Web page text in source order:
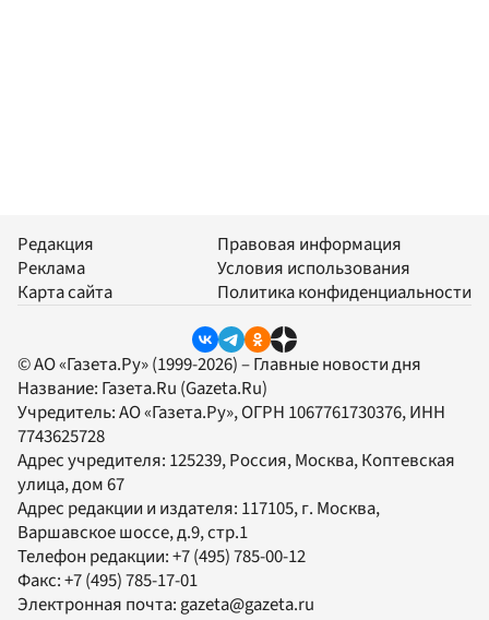
Редакция
Реклама
Карта сайта
Правовая информация
Условия использования
Политика конфиденциальности
© АО «Газета.Ру» (1999-2026) – Главные новости дня
Название: Газета.Ru (Gazeta.Ru)
Учредитель:АО «Газета.Ру», ОГРН 1067761730376, ИНН
7743625728
Адрес учредителя: 125239, Россия, Москва, Коптевская
улица, дом 67
Адрес редакции и издателя: 117105, г. Москва,
Варшавское шоссе, д.9, стр.1
Телефон редакции:+7 (495) 785-00-12
Факс:+7 (495) 785-17-01
Электронная почта:gazeta@gazeta.ru